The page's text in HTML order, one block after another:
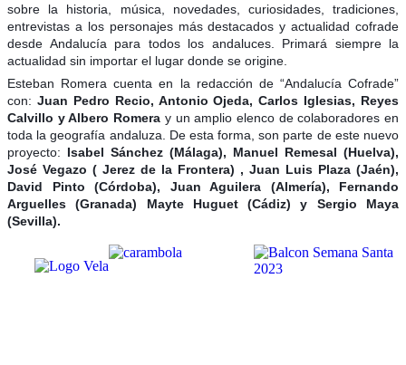
sobre la historia, música, novedades, curiosidades, tradiciones,
entrevistas a los personajes más destacados y actualidad cofrade
desde Andalucía para todos los andaluces. Primará siempre la
actualidad sin importar el lugar donde se origine.
Esteban Romera cuenta en la redacción de “Andalucía Cofrade”
con: Juan Pedro Recio, Antonio Ojeda, Carlos Iglesias, Reyes
Calvillo y Albero Romera y un amplio elenco de colaboradores en
toda la geografía andaluza. De esta forma, son parte de este nuevo
proyecto: Isabel Sánchez (Málaga), Manuel Remesal (Huelva),
José Vegazo ( Jerez de la Frontera) , Juan Luis Plaza (Jaén),
David Pinto (Córdoba), Juan Aguilera (Almería), Fernando
Arguelles (Granada) Mayte Huguet (Cádiz) y Sergio Maya
(Sevilla).